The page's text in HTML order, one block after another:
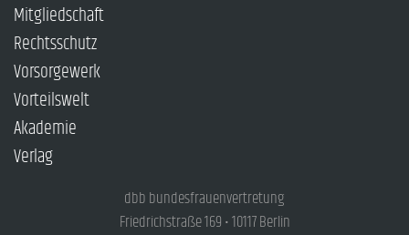
Mitgliedschaft
Rechtsschutz
Vorsorgewerk
Vorteilswelt
Akademie
Verlag
dbb bundesfrauenvertretung
Friedrichstraße 169 • 10117 Berlin